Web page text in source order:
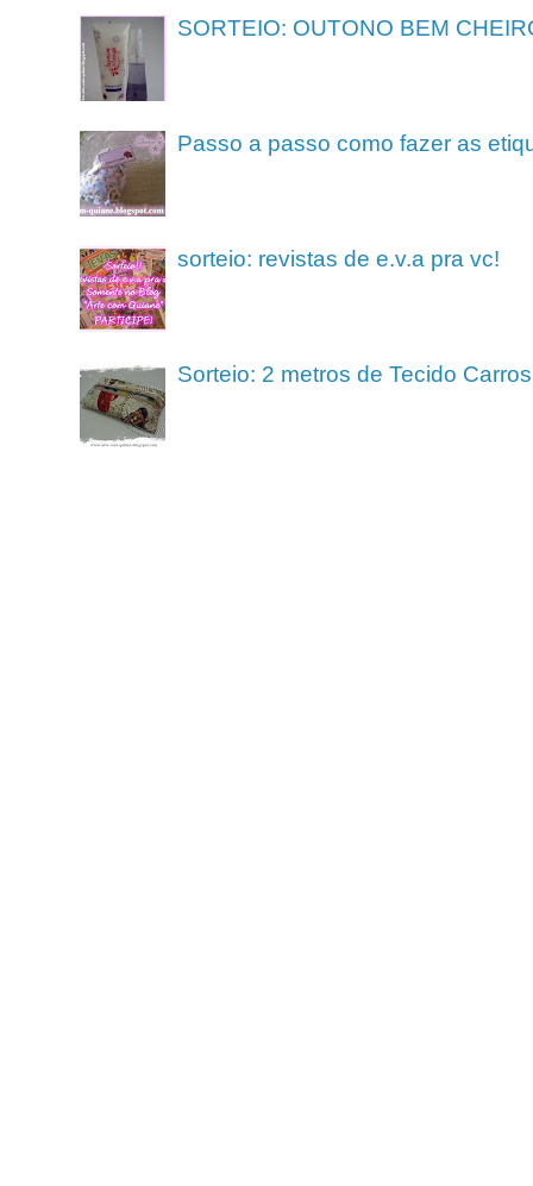
SORTEIO: OUTONO BEM
Passo a passo como fazer as
sorteio: revistas de e.v.a pra vc!
Sorteio: 2 metros de Tecido Carros